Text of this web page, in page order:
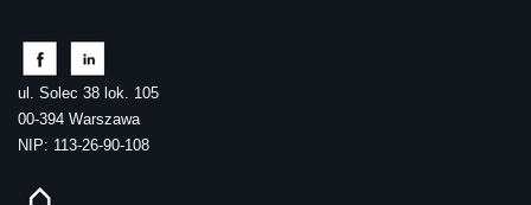
ul. Solec 38 lok. 105
00-394 Warszawa
NIP: 113-26-90-108